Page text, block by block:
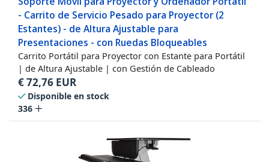
- Carrito de Servicio Pesado para Proyector (2
Estantes) - de Altura Ajustable para
Presentaciones - con Ruedas Bloqueables
Carrito Portátil para Proyector con Estante para Portátil
| de Altura Ajustable | con Gestión de Cableado
€72,76 EUR
Disponible en stock
336